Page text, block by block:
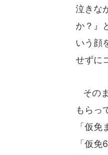
泣きな
か？』
いう顔
せずに
その
もらっ
「仮
「仮